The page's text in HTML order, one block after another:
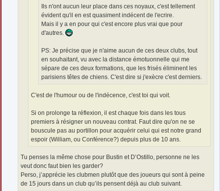
Ils n'ont aucun leur place dans ces noyaux, c'est tellement
évident qu'il en est quasiment indécent de l'ecrire.
Mais il y a en pour qui c'est encore plus vrai que pour
d'autres.
PS: Je précise que je n'aime aucun de ces deux clubs, tout
en souhaitant, vu avec la distance émotuonnelle qui me
sépare de ces deux formations, que les frisés éliminent les
parisiens têtes de chiens. C'est dire si j'exècre c'est derniers.
C'est de l'humour ou de l'indécence, c'est toi qui voit.
Si on prolonge ta réflexion, il est chaque fois dans les tous
premiers à résigner un nouveau contrat. Faut dire qu'on ne se
bouscule pas au portillon pour acquérir celui qui est notre grand
espoir (William, ou Conférence?) depuis plus de 10 ans.
Tu penses la même chose pour Bustin et D’Ostillo, personne ne les
veut donc faut bien les garder?
Perso, j’apprécie les clubmen plutôt que des joueurs qui sont à peine
de 15 jours dans un club qu’ils pensent déjà au club suivant.